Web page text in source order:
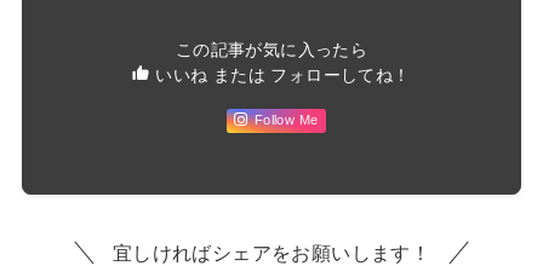
この記事が気に入ったら
いいね または フォローしてね！
Follow Me
宜しければシェアをお願いします！